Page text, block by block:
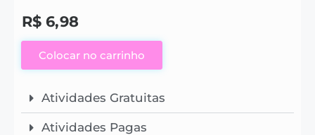
R$ 6,98
Colocar no carrinho
Atividades Gratuitas
Atividades Pagas